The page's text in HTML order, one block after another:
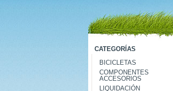
CATEGORÍAS
BICICLETAS
COMPONENTES
ACCESORIOS
LIQUIDACIÓN